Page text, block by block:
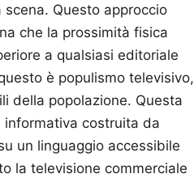
Questo approccio
che la prossimità fisica
a qualsiasi editoriale
è populismo televisivo,
della popolazione. Questa
costruita da
un linguaggio accessibile
la televisione commerciale